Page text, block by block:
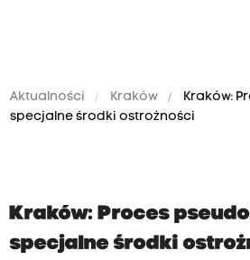
Aktualności Kraków
Kraków:
specjalne środki ostrożności
Kraków: Proces
specjalne środki